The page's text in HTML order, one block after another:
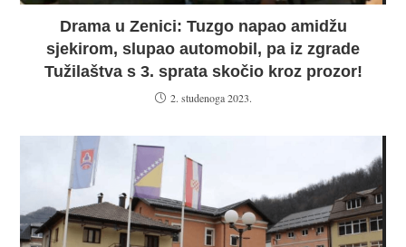
Drama u Zenici: Tuzgo napao amidžu
sjekirom, slupao automobil, pa iz zgrade
Tužilaštva s 3. sprata skočio kroz prozor!
2. studenoga 2023.